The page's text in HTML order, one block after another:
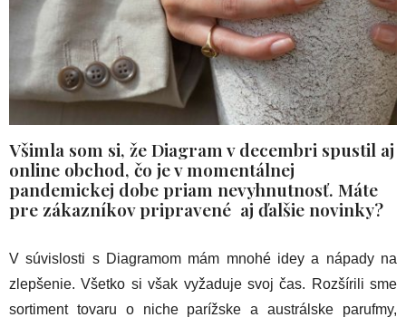
Všimla som si, že Diagram v decembri spustil aj
online obchod, čo je v momentálnej
pandemickej dobe priam nevyhnutnosť. Máte
pre zákazníkov pripravené aj ďalšie novinky?
V súvislosti s Diagramom mám mnohé idey a nápady na
zlepšenie. Všetko si však vyžaduje svoj čas. Rozšírili sme
sortiment tovaru o niche parížske a austrálske parufmy,